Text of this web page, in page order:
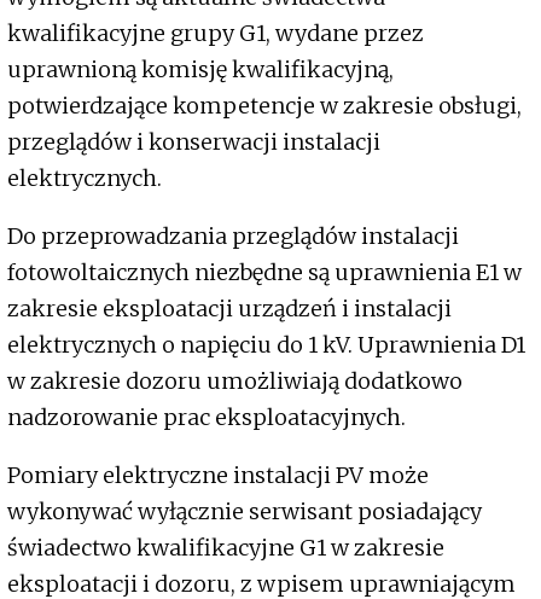
kwalifikacyjne grupy G1, wydane przez
uprawnioną komisję kwalifikacyjną,
potwierdzające kompetencje w zakresie obsługi,
przeglądów i konserwacji instalacji
elektrycznych.
Do przeprowadzania przeglądów instalacji
fotowoltaicznych niezbędne są uprawnienia E1 w
zakresie eksploatacji urządzeń i instalacji
elektrycznych o napięciu do 1 kV. Uprawnienia D1
w zakresie dozoru umożliwiają dodatkowo
nadzorowanie prac eksploatacyjnych.
Pomiary elektryczne instalacji PV może
wykonywać wyłącznie serwisant posiadający
świadectwo kwalifikacyjne G1 w zakresie
eksploatacji i dozoru, z wpisem uprawniającym